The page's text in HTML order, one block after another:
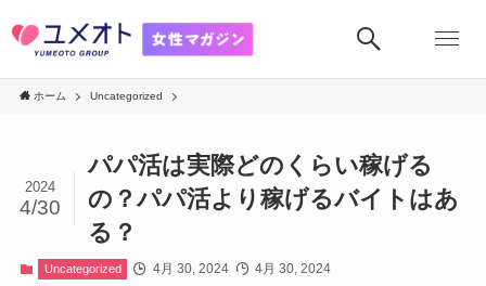
ホーム Uncategorized
パパ活は実際どのくらい稼げる
の？パパ活より稼げるバイトはあ
る？
2024
4/30
Uncategorized 4月 30, 2024 4月 30, 2024